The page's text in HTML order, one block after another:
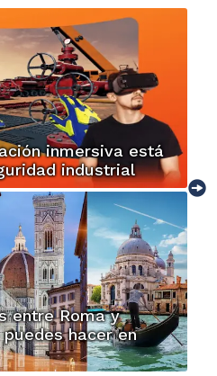
inmersiva está
industrial
entre Roma y
hacer en